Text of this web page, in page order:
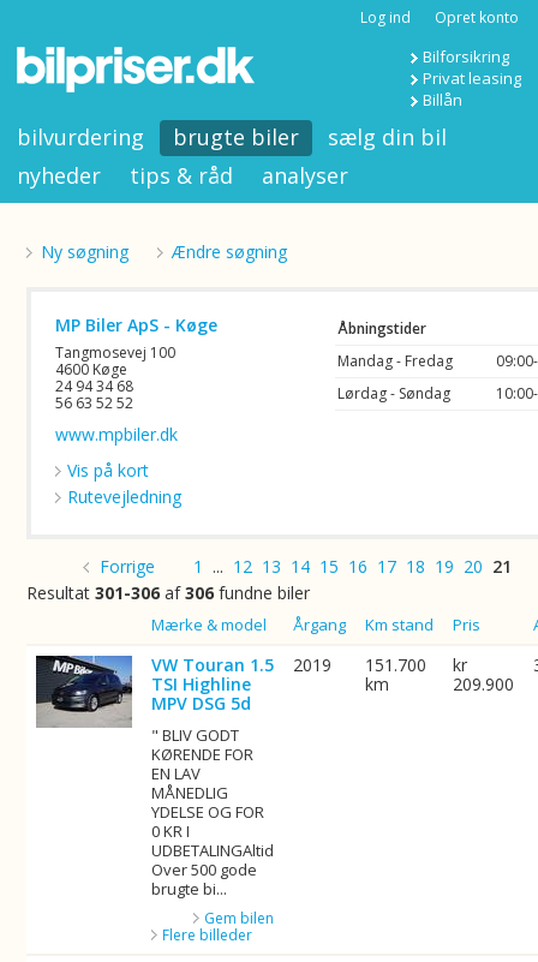
Log ind Opret konto
Bilforsikring
Privat leasing
Billån
bilvurdering brugte biler
sælg din bil
nyheder
tips & råd analyser
Ny søgning Ændre søgning
MP Biler ApS - Køge
Tangmosevej 100
4600 Køge
24 94 34 68
56 63 52 52
www.mpbiler.dk
Vis på kort
Rutevejledning
Åbningstider
Mandag - Fredag
Lørdag - Søndag
Forrige 1 ... 12 13 14 15 16 17 18 19 20 21
Resultat301-306 af306 fundne biler
Mærke & model Årgang Km stand Pris
VW Touran 1.5
TSI Highline
MPV DSG 5d
" BLIV GODT
KØRENDE FOR
EN LAV
MÅNEDLIG
YDELSE OG FOR
0 KR I
UDBETALINGAltid
Over 500 gode
brugte bi...
Gem bilen
Flere billeder
2019
151.700
km
kr
209.900